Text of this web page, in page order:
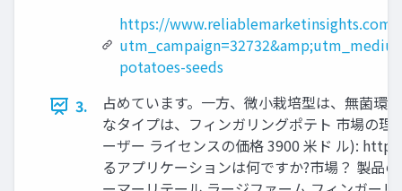
https://www.reliablemarketinsights.com/
potatoes-seeds
3.
占めています。一方、微小栽培型は、無菌環
なタイプは、フィンガリングポテト 市場の
ーザー ライセンスの価格 3900 米ド ル):
るアプリケーションは何ですか?市場？ 製品